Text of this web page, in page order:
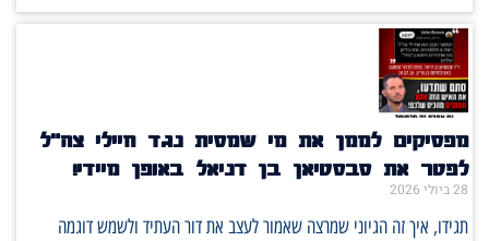
מפסיקים לממן את מי שמסית נגד חיילי צה"ל
לפטר את סבסטיאן בן דניאל באופן מיידי!
28 ביולי 2026
תגידו, איך זה הגיוני שמרצה שאמור לעצב את דור העתיד ולשמש דוגמה